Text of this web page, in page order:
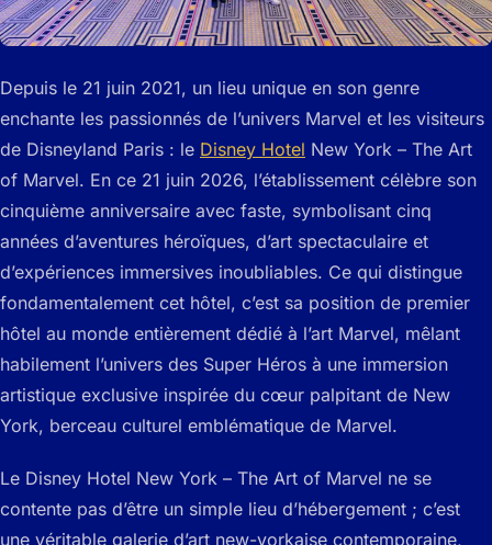
Depuis le 21 juin 2021, un lieu unique en son genre
enchante les passionnés de l’univers Marvel et les visiteurs
de Disneyland Paris : le Disney Hotel New York – The Art
of Marvel. En ce 21 juin 2026, l’établissement célèbre son
cinquième anniversaire avec faste, symbolisant cinq
années d’aventures héroïques, d’art spectaculaire et
d’expériences immersives inoubliables. Ce qui distingue
fondamentalement cet hôtel, c’est sa position de premier
hôtel au monde entièrement dédié à l’art Marvel, mêlant
habilement l’univers des Super Héros à une immersion
artistique exclusive inspirée du cœur palpitant de New
York, berceau culturel emblématique de Marvel.
Le Disney Hotel New York – The Art of Marvel ne se
contente pas d’être un simple lieu d’hébergement ; c’est
une véritable galerie d’art new-yorkaise contemporaine,